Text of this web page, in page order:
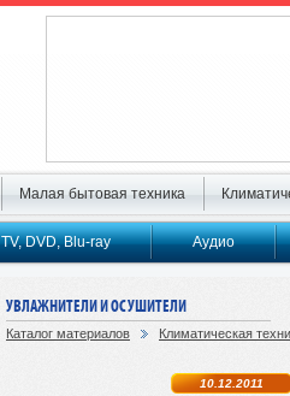
УВЛАЖНИТЕЛИ И ОСУШИТЕЛИ
Каталог материалов Климатическая
10.12.2011
Малая бытовая техника
TV, DVD, Blu-ray Аудио